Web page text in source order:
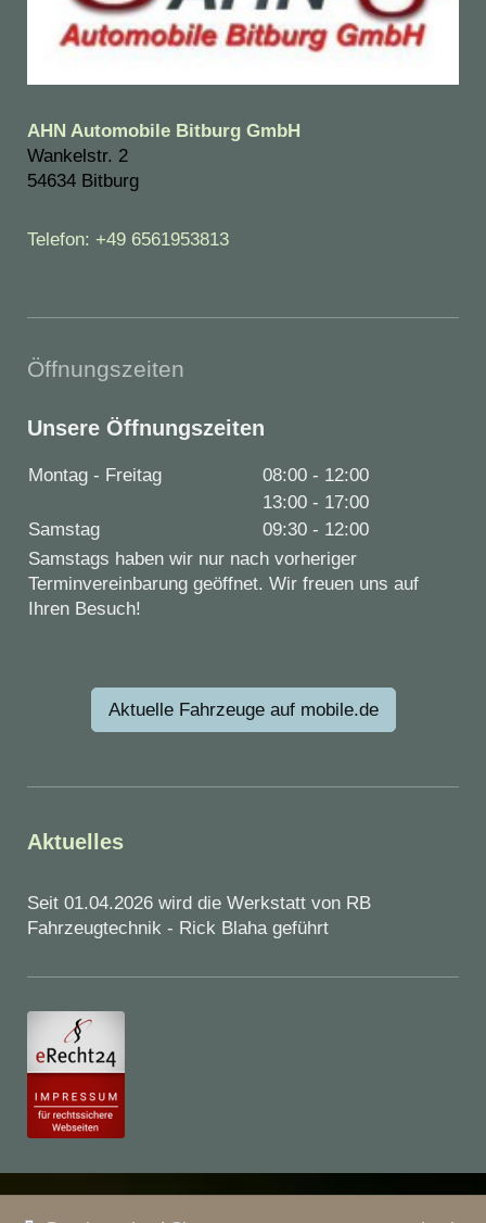
AHN Automobile Bitburg GmbH
Wankelstr. 2
54634 Bitburg
Telefon: +49 6561953813
Öffnungszeiten
Unsere Öffnungszeiten
Montag - Freitag 08:00 - 12:00
13:00 - 17:00
Samstag
09:30 - 12:00
Samstags haben wir nur nach vorheriger
Terminvereinbarung geöffnet. Wir freuen uns auf
Ihren Besuch!
Aktuelle Fahrzeuge auf mobile.de
Aktuelles
Seit 01.04.2026 wird die Werkstatt von RB
Fahrzeugtechnik - Rick Blaha geführt